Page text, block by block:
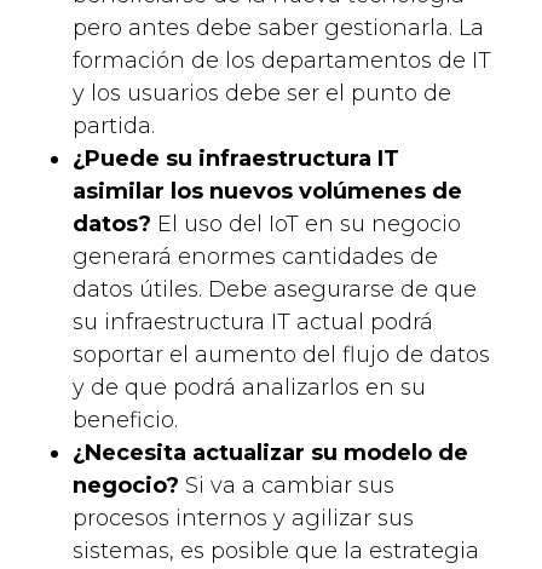
pero antes debe saber gestionarla. La
formación de los departamentos de IT
y los usuarios debe ser el punto de
partida.
¿Puede su infraestructura IT
asimilar los nuevos volúmenes de
datos? El uso del IoT en su negocio
generará enormes cantidades de
datos útiles. Debe asegurarse de que
su infraestructura IT actual podrá
soportar el aumento del flujo de datos
y de que podrá analizarlos en su
beneficio.
¿Necesita actualizar su modelo de
negocio? Si va a cambiar sus
procesos internos y agilizar sus
sistemas, es posible que la estrategia